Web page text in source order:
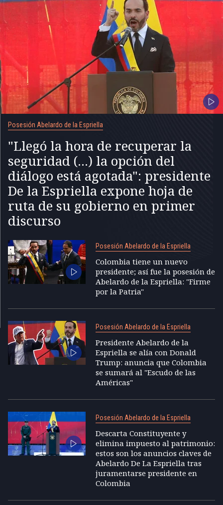
Posesión Abelardo de la Espriella
"Llegó la hora de recuperar la
seguridad (...) la opción del
diálogo está agotada": presidente
De la Espriella expone hoja de
ruta de su gobierno en primer
discurso
Posesión Abelardo de la Espriella
Colombia tiene un nuevo
presidente; así fue la posesión de
Abelardo de la Espriella: "Firme
por la Patria"
Posesión Abelardo de la Espriella
Presidente Abelardo de la
Espriella se alía con Donald
Trump: anuncia que Colombia
se sumará al "Escudo de las
Américas"
Posesión Abelardo de la Espriella
Descarta Constituyente y
elimina impuesto al patrimonio:
estos son los anuncios claves de
Abelardo De La Espriella tras
juramentarse presidente en
Colombia